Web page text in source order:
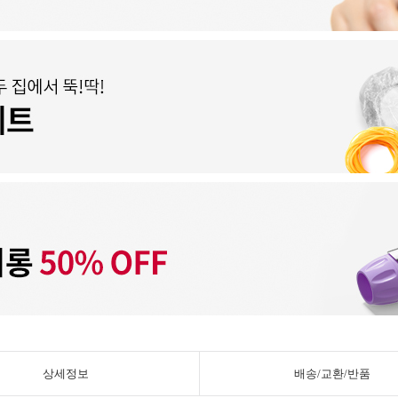
상세정보 배송/교환/반품